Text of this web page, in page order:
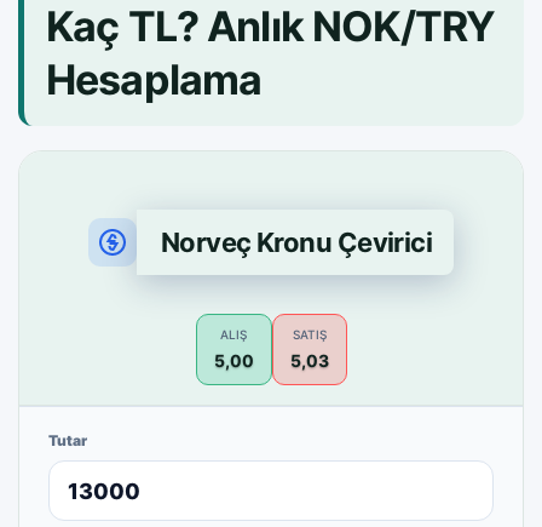
Kaç TL? Anlık NOK/TRY
Hesaplama
Norveç Kronu Çevirici
ALIŞ
5,00
SATIŞ
5,03
Tutar